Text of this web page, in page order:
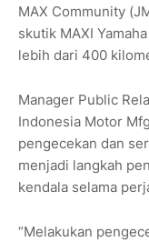
MAX Community
skutik MAXI
lebih dari 400
Manager Public
Indonesia Motor
pengecekan dan
menjadi langkah
kendala selama
“Melakukan